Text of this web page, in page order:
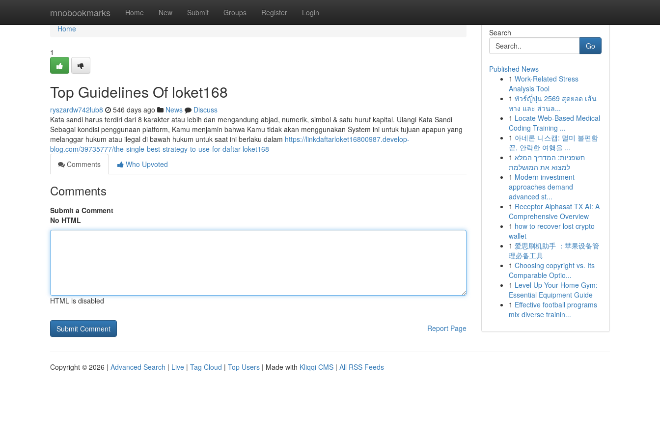
mnobookmarks Home New Submit Groups Register Login
Home
Home
1
Top Guidelines Of loket168
ryszardw742lub8 546 days ago News
Discuss
Kata sandi harus terdiri dari 8 karakter atau lebih dan mengandung abjad, numerik, simbol & satu huruf kapital. Ulangi Kata Sandi
Sebagai kondisi penggunaan platform, Kamu menjamin bahwa Kamu tidak akan menggunakan System ini untuk tujuan apapun yang
melanggar hukum atau ilegal di bawah hukum untuk saat ini berlaku dalam https://linkdaftarloket16800987.develop-
blog.com/39735777/the-single-best-strategy-to-use-for-daftar-loket168
Comments
Who Upvoted
Comments
Submit a Comment
No HTML
HTML is disabled
Report Page
Search
Go
Published News
1 Work-Related Stress
Analysis Tool
1 ทัวร์ญี่ปุ่น 2569 สุดยอด เส้น
ทาง และ ส่วนล...
1 Locate Web-Based Medical
Coding Training ...
1 아네론 니스캡: 멀미 불편함
끝, 안락한 여행을 ...
1 חשפניות: המדריך המלא
למצוא את המושלמת
1 Modern investment
approaches demand
advanced st...
1 Receptor Alphasat TX AI: A
Comprehensive Overview
1 how to recover lost crypto
wallet
1 爱思刷机助手 ：苹果设备管
理必备工具
1 Choosing copyright vs. Its
Comparable Optio...
1 Level Up Your Home Gym:
Essential Equipment Guide
1 Effective football programs
mix diverse trainin...
Copyright © 2026 | Advanced Search | Live | Tag Cloud | Top Users | Made with Kliqqi CMS | All RSS Feeds